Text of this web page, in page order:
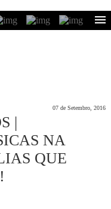
07 de Setembro, 2016
|
NA
QUE